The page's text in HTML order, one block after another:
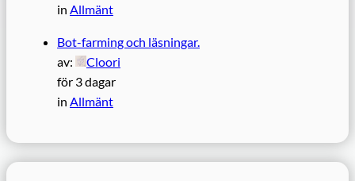
in Allmänt
Bot-farming och läsningar.
av:
Cloori
för 3 dagar
in Allmänt